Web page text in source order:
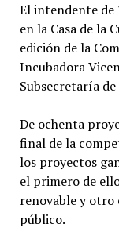
El intendente de
en la Casa de la
edición de la
Incubadora
Subsecretaría
De ochenta
final de la
los proyectos
el primero de
renovable y otro
público.